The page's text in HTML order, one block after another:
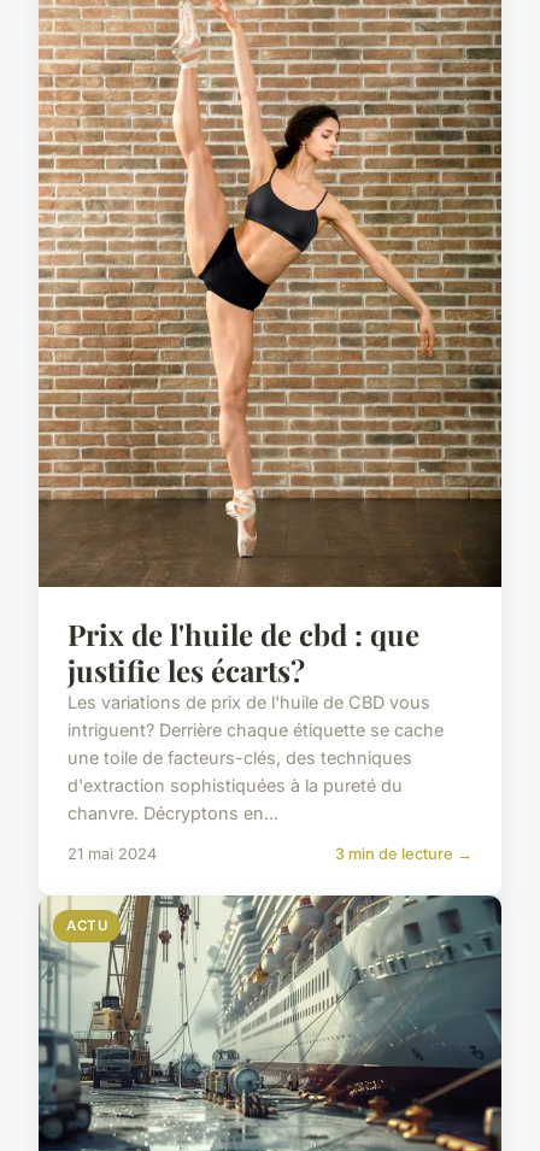
Prix de l'huile de cbd : que
justifie les écarts?
Les variations de prix de l'huile de CBD vous
intriguent? Derrière chaque étiquette se cache
une toile de facteurs-clés, des techniques
d'extraction sophistiquées à la pureté du
chanvre. Décryptons en...
21 mai 2024 3 min de lecture →
ACTU